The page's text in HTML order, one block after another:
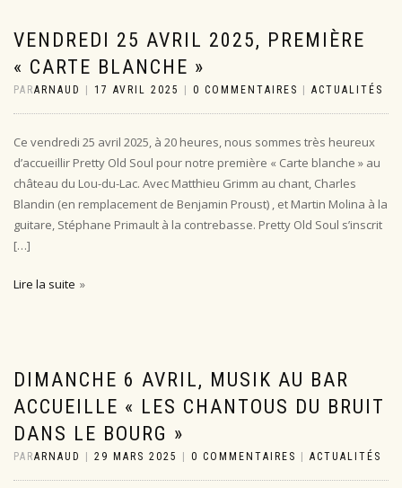
VENDREDI 25 AVRIL 2025, PREMIÈRE
« CARTE BLANCHE »
PARARNAUD 17 AVRIL 2025 0 COMMENTAIRES ACTUALITÉS
Ce vendredi 25 avril 2025, à 20 heures, nous sommes très heureux
d’accueillir Pretty Old Soul pour notre première « Carte blanche » au
château du Lou-du-Lac. Avec Matthieu Grimm au chant, Charles
Blandin (en remplacement de Benjamin Proust) , et Martin Molina à la
guitare, Stéphane Primault à la contrebasse. Pretty Old Soul s’inscrit
[…]
Lire la suite
DIMANCHE 6 AVRIL, MUSIK AU BAR
ACCUEILLE « LES CHANTOUS DU BRUIT
DANS LE BOURG »
PARARNAUD 29 MARS 2025 0 COMMENTAIRES ACTUALITÉS